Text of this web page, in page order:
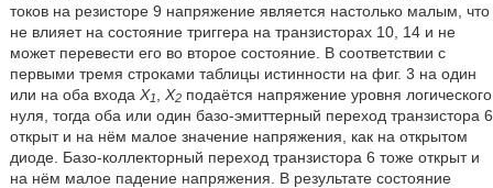
токов на резисторе 9 напряжение является настолько малым, что
не влияет на состояние триггера на транзисторах 10, 14 и не
может перевести его во второе состояние. В соответствии с
первыми тремя строками таблицы истинности на фиг. 3 на один
или на оба входа Х1 Х2подаётся напряжение уровня логического
нуля, тогда оба или один базо-эмиттерный переход транзистора 6
открыт и на нём малое значение напряжения, как на открытом
диоде. Базо-коллекторный переход транзистора 6 тоже открыт и
на нём малое падение напряжения. В результате состояние